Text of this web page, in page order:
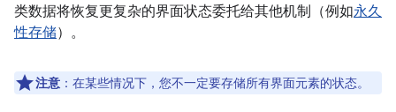
类数据将恢复更复杂的界面状态委托给其他机制（例如永久
性存储）。
注意 ：在某些情况下，您不一定要存储所有界面元素的状态。